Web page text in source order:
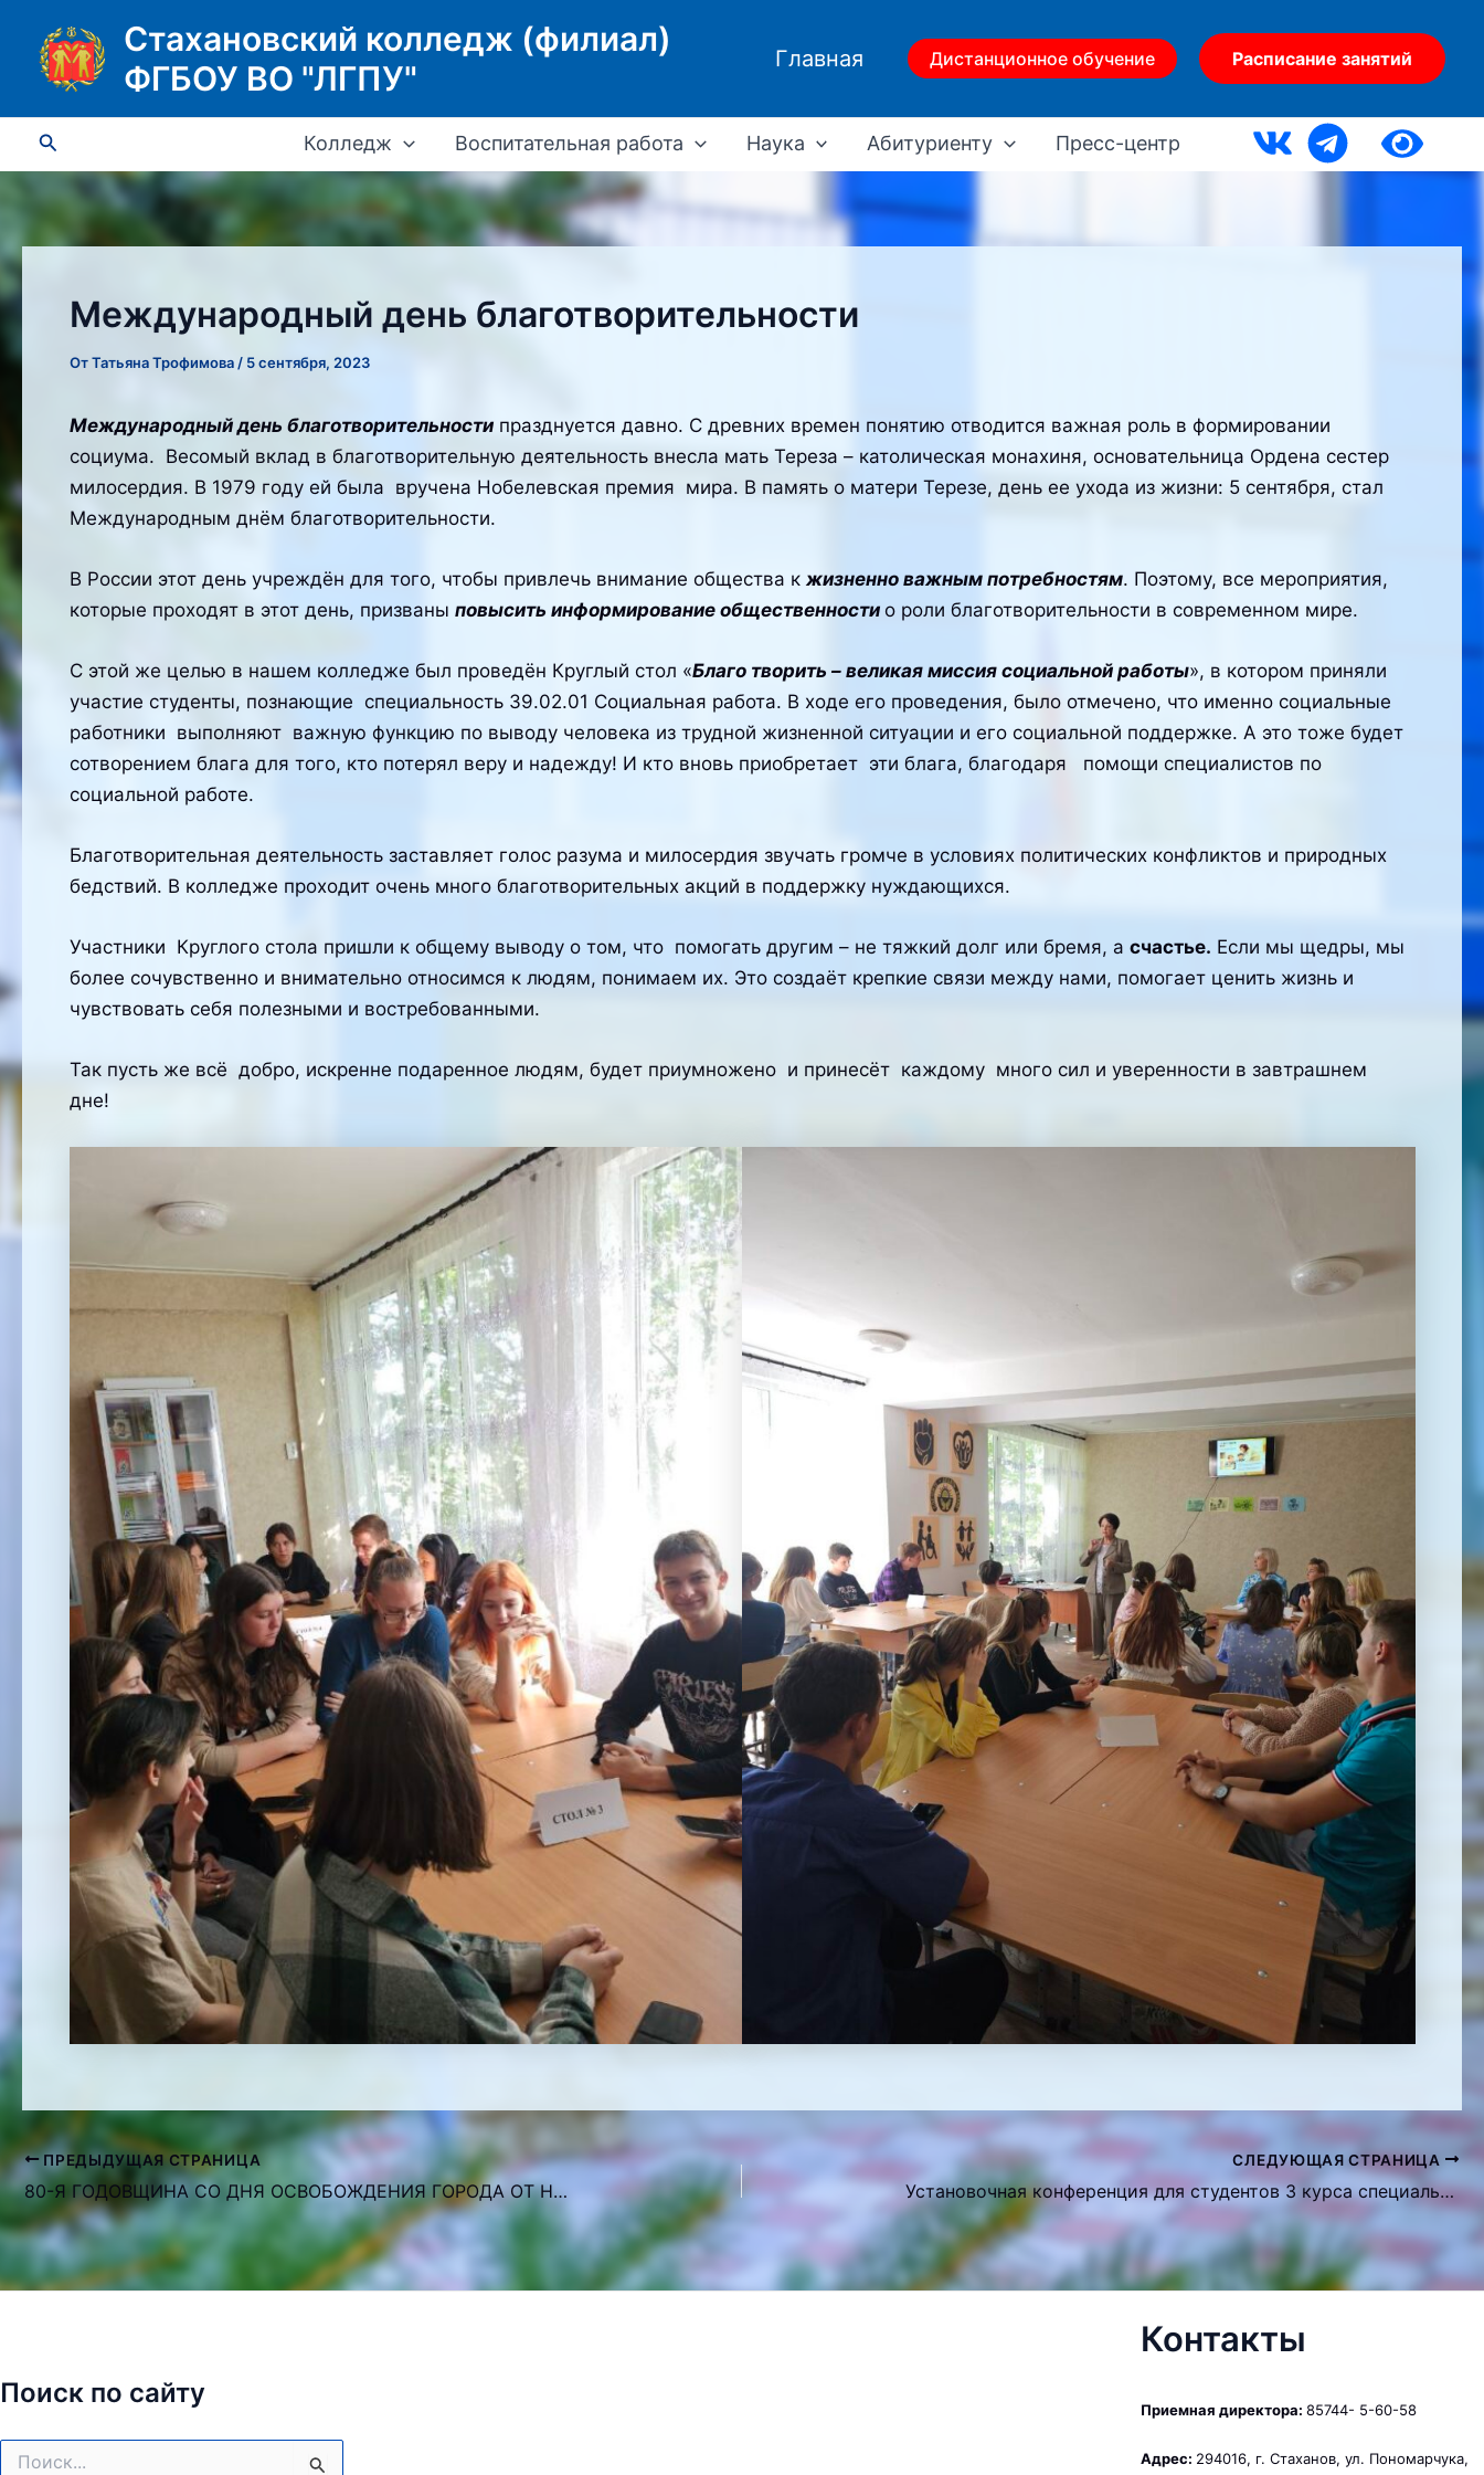
содержимому
Стахановский колледж (филиал)
ФГБОУ ВО "ЛГПУ"
Главная Дистанционное обучение Расписание занятий
Поиск Колледж Воспитательная работа Наука Абитуриенту Пресс-центр
Международный день благотворительности
ОтТатьяна Трофимова / 5 сентября, 2023
Международный день благотворительностипразднуется давно. С древних времен понятию отводится важная роль в формировании
социума. Весомый вклад в благотворительную деятельность внесла мать Тереза – католическая монахиня, основательница Ордена сестер
милосердия. В 1979 году ей была вручена Нобелевская премия мира. В память о матери Терезе, день ее ухода из жизни: 5 сентября, стал
Международным днём благотворительности.
В России этот день учреждён для того, чтобы привлечь внимание общества к жизненно важным потребностям. Поэтому, все мероприятия,
которые проходят в этот день, призваны повысить информирование общественности о роли благотворительности в современном мире.
С этой же целью в нашем колледже был проведён Круглый стол «Благо творить – великая миссия социальной работы», в котором приняли
участие студенты, познающие специальность 39.02.01 Социальная работа. В ходе его проведения, было отмечено, что именно социальные
работники выполняют важную функцию по выводу человека из трудной жизненной ситуации и его социальной поддержке. А это тоже будет
сотворением блага для того, кто потерял веру и надежду! И кто вновь приобретает эти блага, благодаря помощи специалистов по
социальной работе.
Благотворительная деятельность заставляет голос разума и милосердия звучать громче в условиях политических конфликтов и природных
бедствий. В колледже проходит очень много благотворительных акций в поддержку нуждающихся.
Участники Круглого стола пришли к общему выводу о том, что помогать другим – не тяжкий долг или бремя, а счастье. Если мы щедры, мы
более сочувственно и внимательно относимся к людям, понимаем их. Это создаёт крепкие связи между нами, помогает ценить жизнь и
чувствовать себя полезными и востребованными.
Так пусть же всё добро, искренне подаренное людям, будет приумножено и принесёт каждому много сил и уверенности в завтрашнем
дне!
Навигация
по
записям
ПРЕДЫДУЩАЯ СТРАНИЦА
80-Я ГОДОВЩИНА СО ДНЯ ОСВОБОЖДЕНИЯ ГОРОДА ОТ НЕМЕЦКО-ФАШИСТСКИХ ЗАХВАТЧИКОВ
СЛЕДУЮЩАЯ СТРАНИЦА
Установочная конференция для студентов 3 курса специальности «Социальная работа»
Поиск по сайту
Контакты
Приемная директора: 85744- 5-60-58
Адрес: 294016, г. Стаханов, ул. Пономарчука,